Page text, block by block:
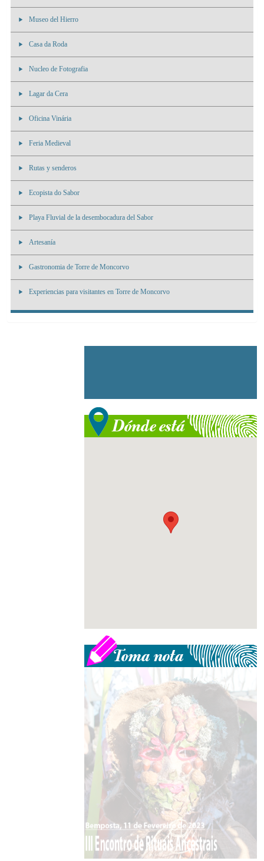
Museo del Hierro
Casa da Roda
Nucleo de Fotografia
Lagar da Cera
Oficina Vinária
Feria Medieval
Rutas y senderos
Ecopista do Sabor
Playa Fluvial de la desembocadura del Sabor
Artesanía
Gastronomia de Torre de Moncorvo
Experiencias para visitantes en Torre de Moncorvo